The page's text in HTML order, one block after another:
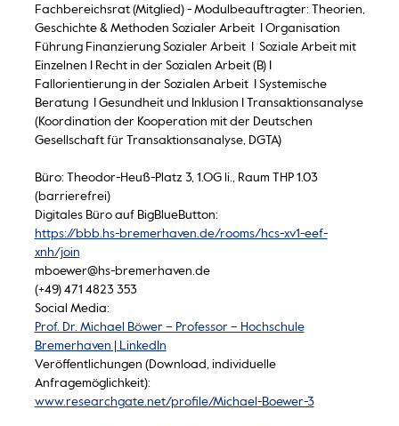
Fachbereichsrat (Mitglied) - Modulbeauftragter: Theorien,
Geschichte & Methoden Sozialer Arbeit I Organisation
Führung Finanzierung Sozialer Arbeit I Soziale Arbeit mit
Einzelnen I Recht in der Sozialen Arbeit (B) I
Fallorientierung in der Sozialen Arbeit I Systemische
Beratung I Gesundheit und Inklusion I Transaktionsanalyse
(Koordination der Kooperation mit der Deutschen
Gesellschaft für Transaktionsanalyse, DGTA)
Büro: Theodor-Heuß-Platz 3, 1.OG li., Raum THP 1.03
(barrierefrei)
Digitales Büro auf BigBlueButton:
https://bbb.hs-bremerhaven.de/rooms/hcs-xv1-eef-
xnh/join
mboewer@hs-bremerhaven.de
(+49) 471 4823 353
Social Media:
Prof. Dr. Michael Böwer – Professor – Hochschule
Bremerhaven | LinkedIn
Veröffentlichungen (Download, individuelle
Anfragemöglichkeit):
www.researchgate.net/profile/Michael-Boewer-3